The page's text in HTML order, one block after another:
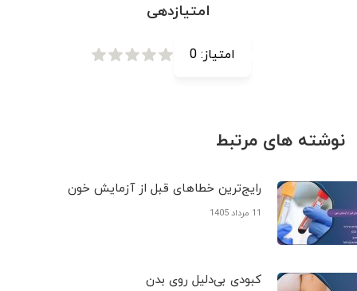
امتیازدهی
امتیاز: 0
نوشته های مرتبط
رایج‌ترین خطاهای قبل از آزمایش خون
11 مرداد 1405
کبودی‌ بی‌دلیل روی بدن